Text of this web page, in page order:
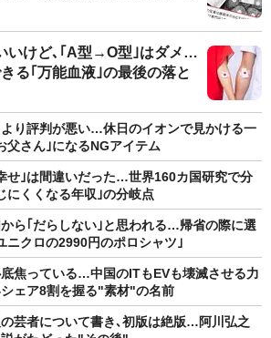
いけど､｢A型→O型｣はダメ…
る｢万能血液｣の最後の落と
より評判が悪い…休日のイオンで見かける一
父さん｣になるNGアイテム
せ｣は間違いだった…世界160カ国研究で分
にくくなる年収｣の分岐点
ら｢だらしない｣と思われる…帰省の際に選
ニクロの2990円のポロシャツ｣
焦っている…中国のITもEVも壊滅させる力
ェア8割を握る"素材"の名前
芸者について書き､初版は絶版…阿川弘之